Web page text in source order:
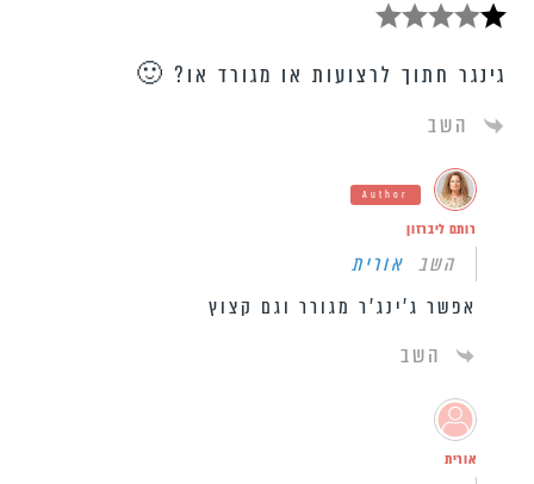
גינגר חתוך לרצועות או מגורד או? 🙂
השב
Author
רותם ליברזון
השב אורית
אפשר ג’ינג’ר מגורר וגם קצוץ
השב
אורית